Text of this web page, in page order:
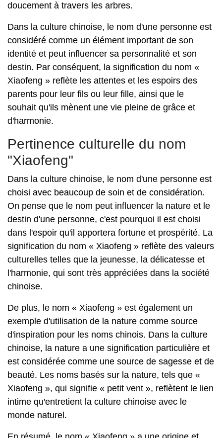
doucement à travers les arbres.
Dans la culture chinoise, le nom d'une personne est
considéré comme un élément important de son
identité et peut influencer sa personnalité et son
destin. Par conséquent, la signification du nom «
Xiaofeng » reflète les attentes et les espoirs des
parents pour leur fils ou leur fille, ainsi que le
souhait qu'ils mènent une vie pleine de grâce et
d'harmonie.
Pertinence culturelle du nom
"Xiaofeng"
Dans la culture chinoise, le nom d'une personne est
choisi avec beaucoup de soin et de considération.
On pense que le nom peut influencer la nature et le
destin d'une personne, c'est pourquoi il est choisi
dans l'espoir qu'il apportera fortune et prospérité. La
signification du nom « Xiaofeng » reflète des valeurs
culturelles telles que la jeunesse, la délicatesse et
l'harmonie, qui sont très appréciées dans la société
chinoise.
De plus, le nom « Xiaofeng » est également un
exemple d'utilisation de la nature comme source
d'inspiration pour les noms chinois. Dans la culture
chinoise, la nature a une signification particulière et
est considérée comme une source de sagesse et de
beauté. Les noms basés sur la nature, tels que «
Xiaofeng », qui signifie « petit vent », reflètent le lien
intime qu'entretient la culture chinoise avec le
monde naturel.